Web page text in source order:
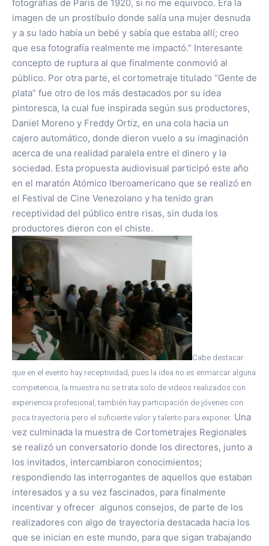
fotografías de Paris de 1920, si no me equivoco. Era la
imagen de un prostíbulo donde salía una mujer desnuda
y a su lado había un bebé y sabía que estaba allí; creo
que esa fotografía realmente me impactó.” Interesante
concepto de ruptura al que finalmente conmovió al
público. Por otra parte, el cortometraje titulado “Gente de
plata” fue otro de los más destacados por su idea
pintoresca, la cual fue inspirada según sus productores,
Daniel Moreno y Freddy Ortiz, en una cola hacia un
cajero automático, donde dieron vuelo a su imaginación
acerca de una realidad paralela entre el dinero y la
sociedad. Esta propuesta audiovisual participó este año
en el maratón Atómico Iberoamericano que se realizó en
el Festival de Cine Venezolano y ha tenido gran
receptividad del público entre risas, sin duda los
productores dieron con el chiste.
Cabe destacar
que en el evento hay receptividad, pues la idea no es enmarcar alguna
competencia, la muestra no se trata solo de videos realizados con
experiencia profesional, también hay participación de jóvenes con
poca trayectoria pero el suficiente valor y talento para exponer. Una
vez culminada la muestra de Cortometrajes Regionales
se realizó un conversatorio donde los directores, junto a
los invitados, intercambiaron conocimientos;
respondiendo las interrogantes de aquellos que estaban
interesados y a su vez fascinados, para finalmente
incentivar y ofrecer algunos consejos, de parte de los
realizadores con algo de trayectoria destacada hacia los
que se inician en este mundo, para que sigan trabajando